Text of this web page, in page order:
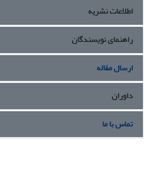
اطلاعات نشریه
راهنمای نویسندگان
ارسال مقاله
داوران
تماس با ما